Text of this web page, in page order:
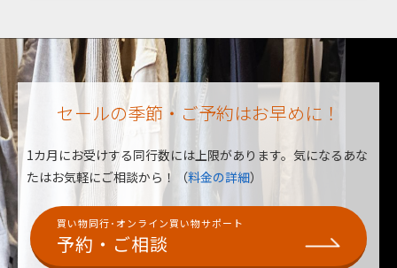
セールの季節・ご予約はお早めに！
1カ月にお受けする同行数には上限があります。 気になるあな
たはお気軽にご相談から！（料金の詳細）
買い物同行･オンライン買い物サポート
予約・ご相談